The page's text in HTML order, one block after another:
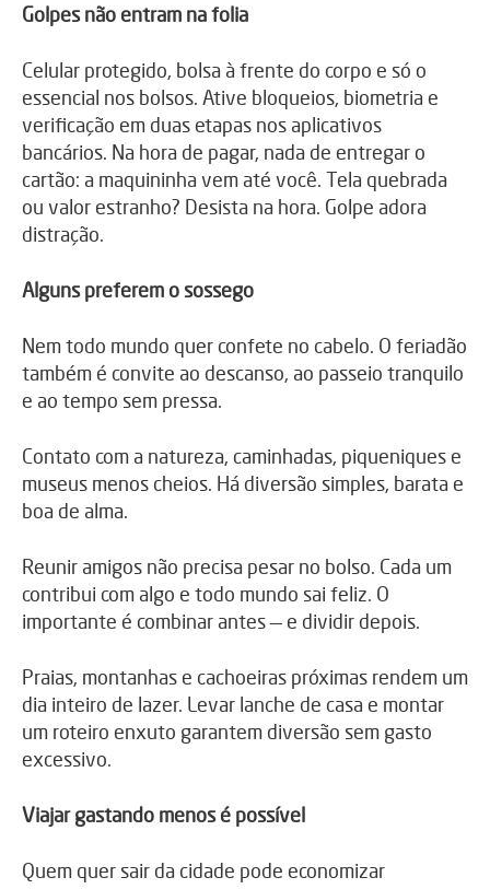
Golpes não entram na folia
Celular protegido, bolsa à frente do corpo e só o
essencial nos bolsos. Ative bloqueios, biometria e
verificação em duas etapas nos aplicativos
bancários. Na hora de pagar, nada de entregar o
cartão: a maquininha vem até você. Tela quebrada
ou valor estranho? Desista na hora. Golpe adora
distração.
Alguns preferem o sossego
Nem todo mundo quer confete no cabelo. O feriadão
também é convite ao descanso, ao passeio tranquilo
e ao tempo sem pressa.
Contato com a natureza, caminhadas, piqueniques e
museus menos cheios. Há diversão simples, barata e
boa de alma.
Reunir amigos não precisa pesar no bolso. Cada um
contribui com algo e todo mundo sai feliz. O
importante é combinar antes — e dividir depois.
Praias, montanhas e cachoeiras próximas rendem um
dia inteiro de lazer. Levar lanche de casa e montar
um roteiro enxuto garantem diversão sem gasto
excessivo.
Viajar gastando menos é possível
Quem quer sair da cidade pode economizar